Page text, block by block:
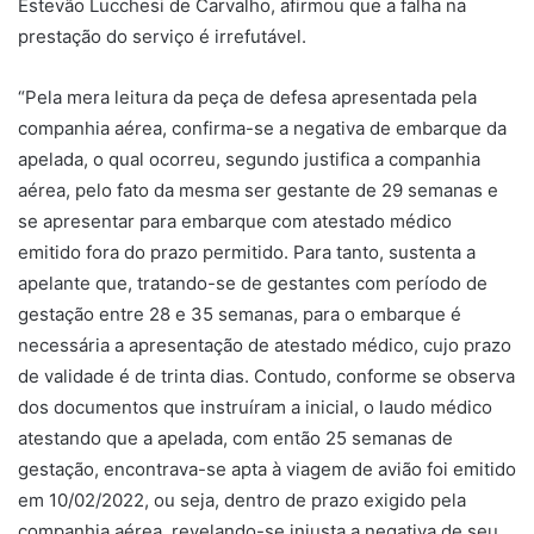
Estevão Lucchesi de Carvalho, afirmou que a falha na
prestação do serviço é irrefutável.
“Pela mera leitura da peça de defesa apresentada pela
companhia aérea, confirma-se a negativa de embarque da
apelada, o qual ocorreu, segundo justifica a companhia
aérea, pelo fato da mesma ser gestante de 29 semanas e
se apresentar para embarque com atestado médico
emitido fora do prazo permitido. Para tanto, sustenta a
apelante que, tratando-se de gestantes com período de
gestação entre 28 e 35 semanas, para o embarque é
necessária a apresentação de atestado médico, cujo prazo
de validade é de trinta dias. Contudo, conforme se observa
dos documentos que instruíram a inicial, o laudo médico
atestando que a apelada, com então 25 semanas de
gestação, encontrava-se apta à viagem de avião foi emitido
em 10/02/2022, ou seja, dentro de prazo exigido pela